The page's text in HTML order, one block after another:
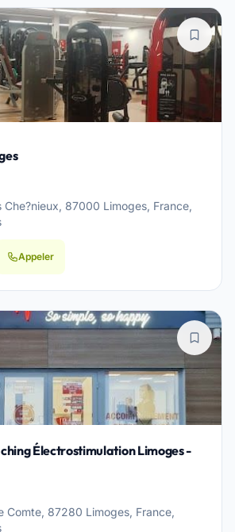
Che?nieux, 87000 Limoges, France,
Appeler
Électrostimulation Limoges -
Comte, 87280 Limoges, France,